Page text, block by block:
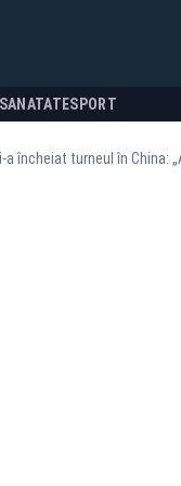
SANATATESPORT
a încheiat turneul în China: